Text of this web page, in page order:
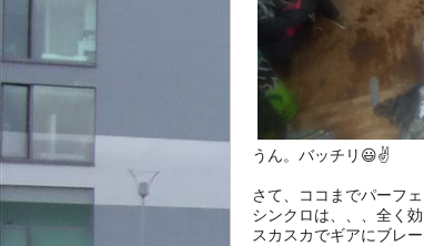
うん。バッチリ😃✌️
さて、ココまでパーフ
シンクロは、、、全く効
スカスカでギアにブレ